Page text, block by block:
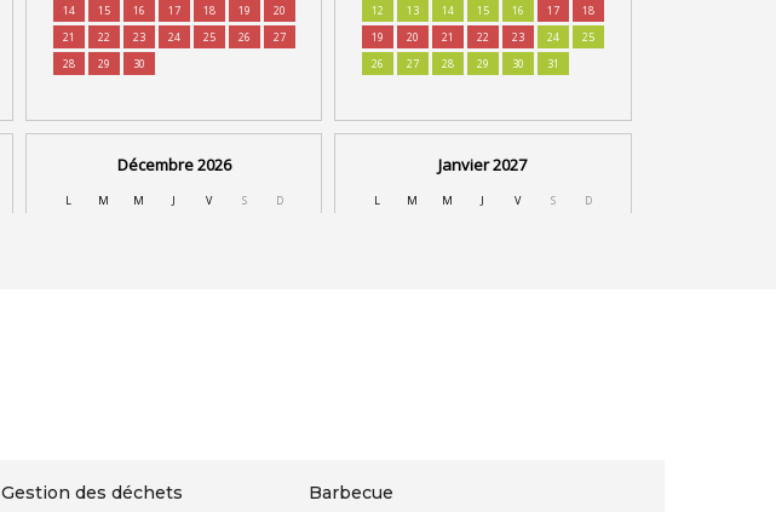
Gestion des déchets
Barbecue